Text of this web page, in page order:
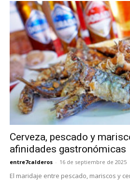
Cerveza, pescado y
afinidades gastronómicas
entre7calderos - 16 de septiembre de 2025
El maridaje entre pescado, mariscos y